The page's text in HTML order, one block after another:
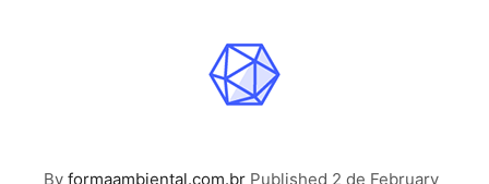
By formaambiental.com.br Published 2 de February